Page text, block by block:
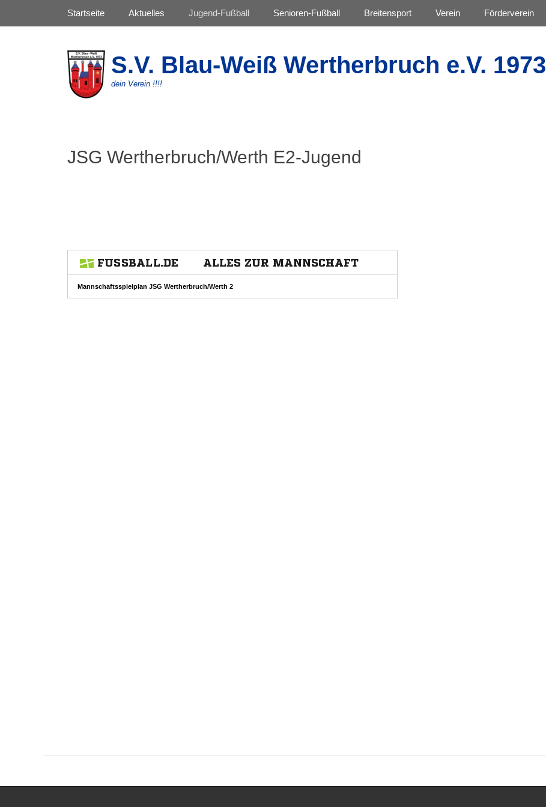
S.V. Blau-Weiß Wertherbruch e.V. 1973
dein Verein !!!!
Primäres Menü
Startseite Aktuelles Jugend-Fußball Senioren-Fußball Breitensport Verein Förderverein
JSG Wertherbruch/Werth E2-Jugend